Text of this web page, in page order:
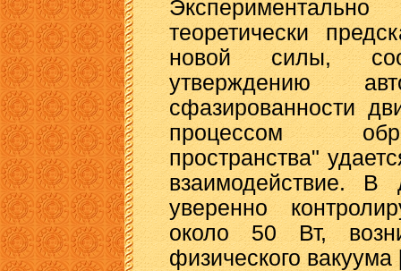
теоретически
новой силы,
утверждению
сфазированности
процессом
пространства"
взаимодействие. В
уверенно
около 50 Вт,
физического вакуума